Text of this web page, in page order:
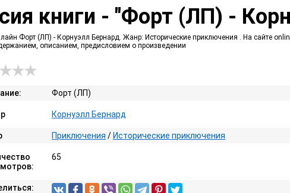
книги - "Форт (ЛП) -
Форт (ЛП) - Корнуэлл Бернард. Жанр: Исторические приключения . На сайте
описанием, предисловием о произведении
Форт (ЛП)
Корнуэлл Бернард
Приключения / Исторические приключения
65